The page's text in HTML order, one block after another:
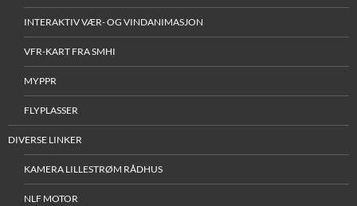
INTERAKTIV VÆR- OG VINDANIMASJON
VFR-KART FRA SMHI
MYPPR
FLYPLASSER
DIVERSE LINKER
KAMERA LILLESTRØM RÅDHUS
NLF MOTOR